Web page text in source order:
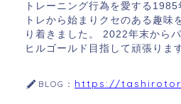
トレーニング行為を愛する
トレから始まりクセのある趣味
り着きました。 2022年末から
ヒルゴールド目指して頑張りま
BLOG： https://